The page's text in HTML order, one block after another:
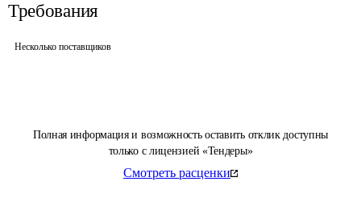
Полная информация и возможность оставить отклик доступны
только с лицензией «Тендеры»
Смотреть расценки
Требования
Несколько поставщиков